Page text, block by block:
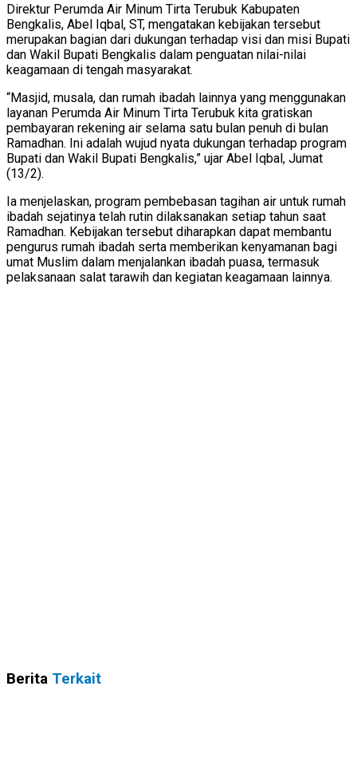
Direktur Perumda Air Minum Tirta Terubuk Kabupaten
Bengkalis, Abel Iqbal, ST, mengatakan kebijakan tersebut
merupakan bagian dari dukungan terhadap visi dan misi Bupati
dan Wakil Bupati Bengkalis dalam penguatan nilai-nilai
keagamaan di tengah masyarakat.
“Masjid, musala, dan rumah ibadah lainnya yang menggunakan
layanan Perumda Air Minum Tirta Terubuk kita gratiskan
pembayaran rekening air selama satu bulan penuh di bulan
Ramadhan. Ini adalah wujud nyata dukungan terhadap program
Bupati dan Wakil Bupati Bengkalis,” ujar Abel Iqbal, Jumat
(13/2).
Ia menjelaskan, program pembebasan tagihan air untuk rumah
ibadah sejatinya telah rutin dilaksanakan setiap tahun saat
Ramadhan. Kebijakan tersebut diharapkan dapat membantu
pengurus rumah ibadah serta memberikan kenyamanan bagi
umat Muslim dalam menjalankan ibadah puasa, termasuk
pelaksanaan salat tarawih dan kegiatan keagamaan lainnya.
Berita Terkait